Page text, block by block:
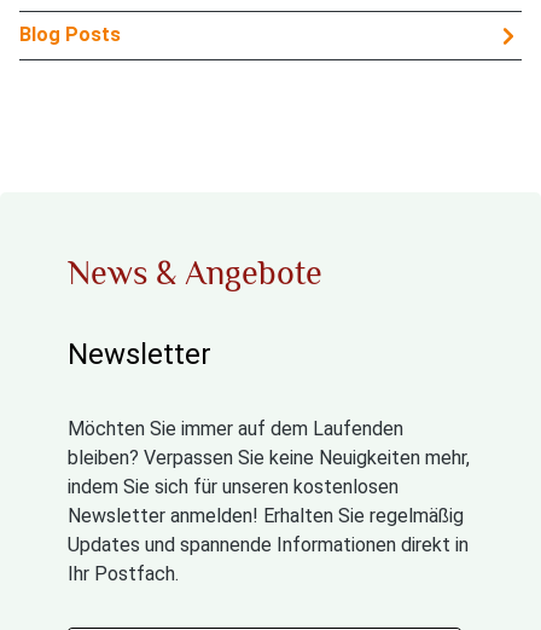
Blog Posts
News & Angebote
Newsletter
Möchten Sie immer auf dem Laufenden
bleiben? Verpassen Sie keine Neuigkeiten mehr,
indem Sie sich für unseren kostenlosen
Newsletter anmelden! Erhalten Sie regelmäßig
Updates und spannende Informationen direkt in
Ihr Postfach.